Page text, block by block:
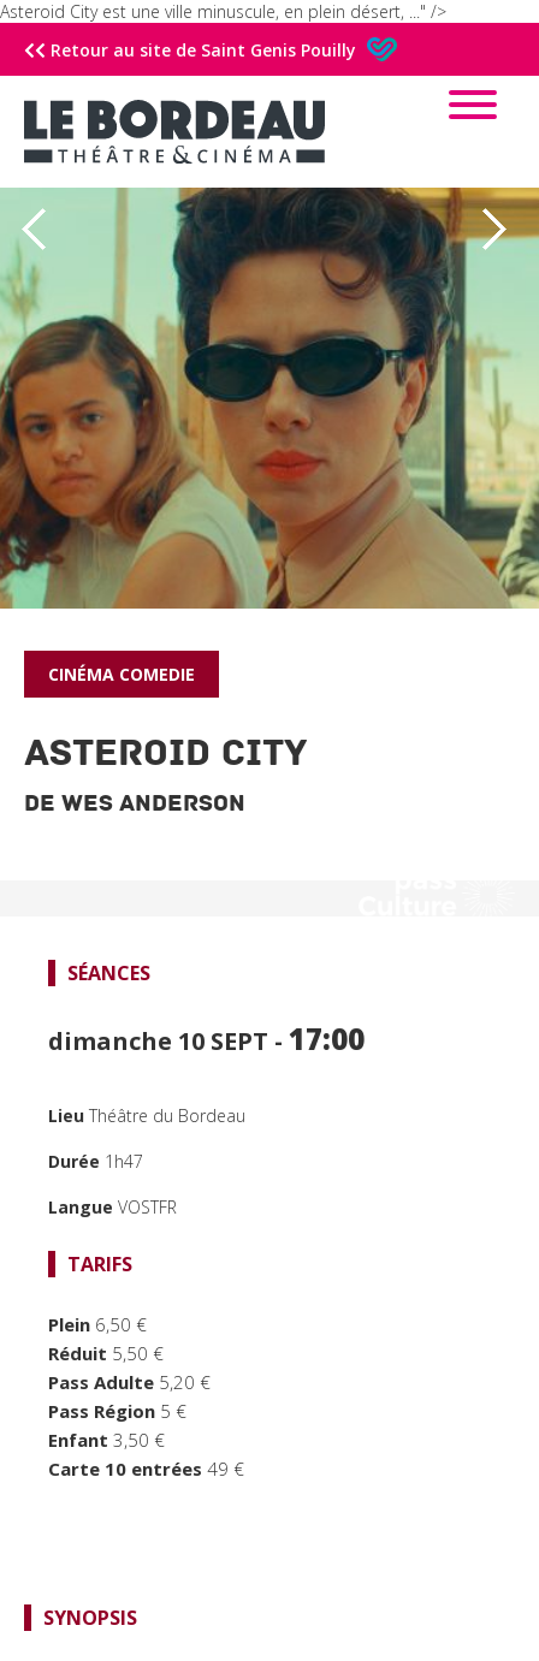
Asteroid City est une ville minuscule, en plein désert, ..." />
Retour au site de Saint Genis Pouilly
FOCUS CINÉMA
TEMPS FORTS
CINÉMA COMEDIE
ASTEROID CITY
De Wes Anderson
SÉANCES
dimanche 10 SEPT - 17:00
Lieu Théâtre du Bordeau
Durée 1h47
Langue VOSTFR
TARIFS
Plein 6,50 €
Réduit 5,50 €
Pass Adulte 5,20 €
Pass Région 5 €
Enfant 3,50 €
Carte 10 entrées 49 €
SYNOPSIS